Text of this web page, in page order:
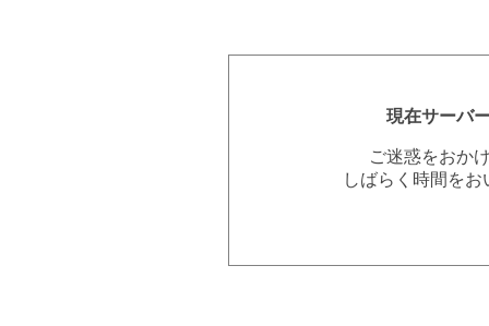
現在サーバ
ご迷惑をおか
しばらく時間を